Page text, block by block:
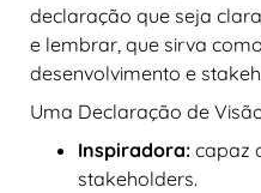
declaração que seja
e lembrar, que sirva
desenvolvimento e
Uma Declaração de
Inspiradora: capaz
stakeholders.